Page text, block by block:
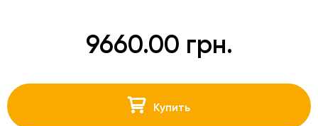
9660.00 грн.
Купить